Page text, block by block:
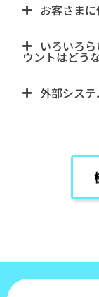
お客さま
いろいろ
ウントはどう
外部シス